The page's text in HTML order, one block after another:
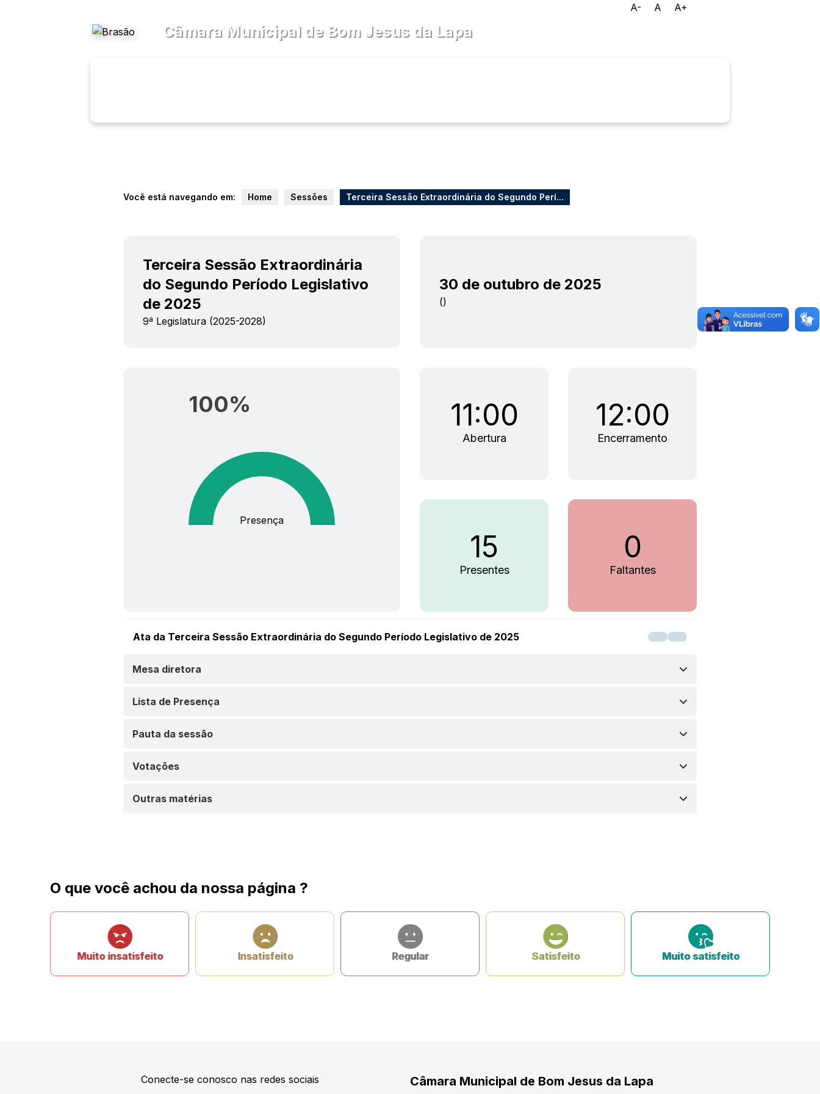
A- A
A+
Câmara Municipal de Bom Jesus da Lapa
Você está navegando em: Home Sessões Terceira Sessão Extraordinária do Segundo Perí...
Terceira Sessão Extraordinária
do Segundo Período Legislativo
de 2025
9ª Legislatura (2025-2028)
30 de outubro de 2025
()
100%
Presença
11:00
Abertura
12:00
Encerramento
15
Presentes
0
Faltantes
Ata da Terceira Sessão Extraordinária do Segundo Período Legislativo de 2025
Mesa diretora
Lista de Presença
Pauta da sessão
Votações
Outras matérias
O que você achou da nossa página ?
Muito insatisfeito Insatisfeito Regular Satisfeito Muito satisfeito
Conecte-se conosco nas redes sociais Câmara Municipal de Bom Jesus da Lapa